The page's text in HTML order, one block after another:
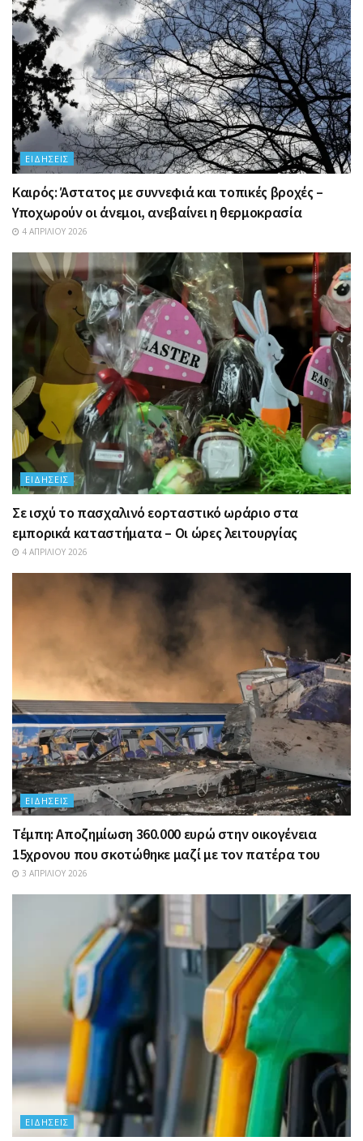
ΕΙΔΉΣΕΙΣ
Καιρός: Άστατος με συννεφιά και τοπικές βροχές –
Υποχωρούν οι άνεμοι, ανεβαίνει η θερμοκρασία
4 ΑΠΡΙΛΊΟΥ 2026
ΕΙΔΉΣΕΙΣ
Σε ισχύ το πασχαλινό εορταστικό ωράριο στα
εμπορικά καταστήματα – Οι ώρες λειτουργίας
4 ΑΠΡΙΛΊΟΥ 2026
ΕΙΔΉΣΕΙΣ
Τέμπη: Αποζημίωση 360.000 ευρώ στην οικογένεια
15χρονου που σκοτώθηκε μαζί με τον πατέρα του
3 ΑΠΡΙΛΊΟΥ 2026
ΕΙΔΉΣΕΙΣ